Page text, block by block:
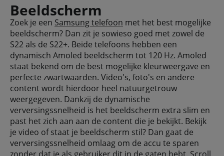
Beeldscherm
Zoek je een Samsung telefoon met het best mogelijke
beeldscherm? Dan zit je sowieso goed met zowel de
S22 als de S22+. Beide telefoons hebben een
dynamisch Amoled beeldscherm tot 120 Hz. Amoled
staat bekend om de best mogelijke kleurweergave en
perfecte zwartwaarden. Video's, foto's en andere
content wordt hierdoor heel natuurgetrouw
weergegeven. Dankzij de dynamische
verversingssnelheid is het beeldscherm extra slim en
past het zich aan aan de content die je bekijkt. Bekijk
je video of staat je beeldscherm stil? Dan gaat de
verversingssnelheid omlaag om de accu te sparen